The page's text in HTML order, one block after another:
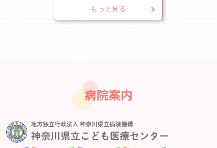
もっと見る
病院案内